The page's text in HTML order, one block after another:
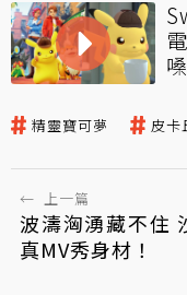
精靈寶可夢 皮卡
← 上一篇
波濤洶湧藏不住
真MV秀身材！